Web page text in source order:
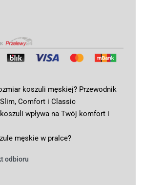
koszuli męskiej? Przewodnik
Comfort i Classic
wpływa na Twój komfort i
męskie w pralce?
odbioru